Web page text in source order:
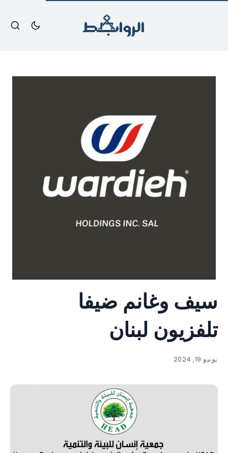
سيف وغانم ضيفا
تلفزيون لبنان
يونيو 19, 2024